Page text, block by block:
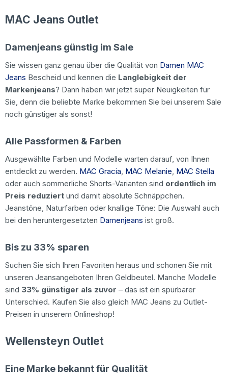
MAC Jeans Outlet
Damenjeans günstig im Sale
Sie wissen ganz genau über die Qualität von Damen MAC
Jeans Bescheid und kennen die Langlebigkeit der
Markenjeans? Dann haben wir jetzt super Neuigkeiten für
Sie, denn die beliebte Marke bekommen Sie bei unserem Sale
noch günstiger als sonst!
Alle Passformen & Farben
Ausgewählte Farben und Modelle warten darauf, von Ihnen
entdeckt zu werden. MAC Gracia, MAC Melanie, MAC Stella
oder auch sommerliche Shorts-Varianten sind ordentlich im
Preis reduziert und damit absolute Schnäppchen.
Jeanstöne, Naturfarben oder knallige Töne: Die Auswahl auch
bei den heruntergesetzten Damenjeans ist groß.
Bis zu 33% sparen
Suchen Sie sich Ihren Favoriten heraus und schonen Sie mit
unseren Jeansangeboten Ihren Geldbeutel. Manche Modelle
sind 33% günstiger als zuvor – das ist ein spürbarer
Unterschied. Kaufen Sie also gleich MAC Jeans zu Outlet-
Preisen in unserem Onlineshop!
Wellensteyn Outlet
Eine Marke bekannt für Qualität